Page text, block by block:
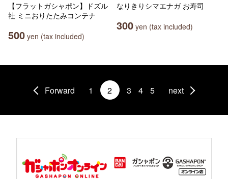
【フラットガシャポン】ドズル
社 ミニおりたたみコンテナ
500 yen (tax included)
なりきりシマエナガ お寿司
300 yen (tax included)
Forward 1 2 3 4 5 next